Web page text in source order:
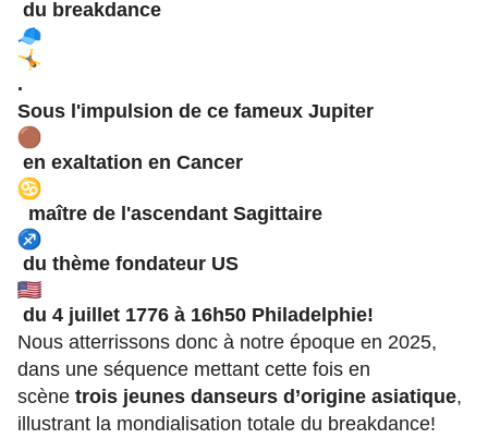
du breakdance
.
Sous l'impulsion de ce fameux Jupiter
en exaltation en Cancer
maître de l'ascendant Sagittaire
du thème fondateur US
du 4 juillet 1776 à 16h50 Philadelphie!
Nous atterrissons donc à notre époque en 2025,
dans une séquence mettant cette fois en
scène trois jeunes danseurs d’origine asiatique,
illustrant la mondialisation totale du breakdance!